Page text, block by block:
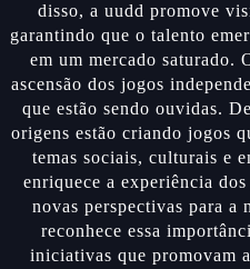
disso, a uudd promove
garantindo que o talento
em um mercado saturado.
ascensão dos jogos
que estão sendo ouvidas.
origens estão criando jogos
temas sociais, culturais e
enriquece a experiência
novas perspectivas para a
reconhece essa
iniciativas que promovam